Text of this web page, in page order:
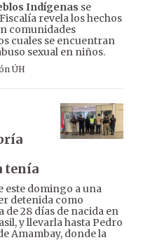
Indígenas se
revela los hechos
comunidades
cuales se encuentran
sexual en niños.
ÚH
tenía
este domingo a una
detenida como
de 28 días de nacida en
y llevarla hasta Pedro
Amambay, donde la